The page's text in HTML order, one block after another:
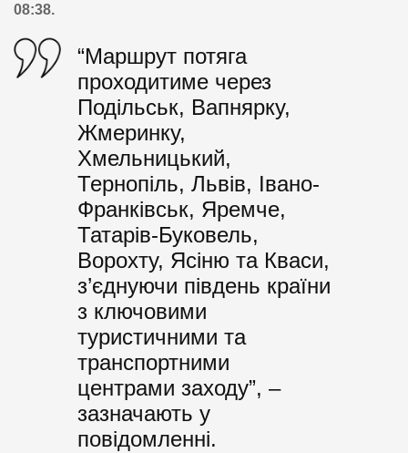
08:38.
“Маршрут потяга
проходитиме через
Подільськ, Вапнярку,
Жмеринку,
Хмельницький,
Тернопіль, Львів, Івано-
Франківськ, Яремче,
Татарів-Буковель,
Ворохту, Ясіню та Кваси,
з’єднуючи південь країни
з ключовими
туристичними та
транспортними
центрами заходу”, –
зазначають у
повідомленні.